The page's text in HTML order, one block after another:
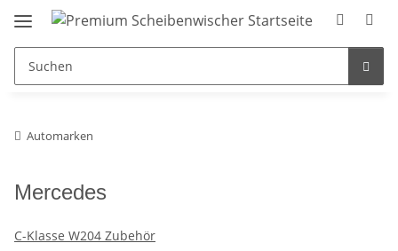
Automarken
Mercedes
C-Klasse W204 Zubehör